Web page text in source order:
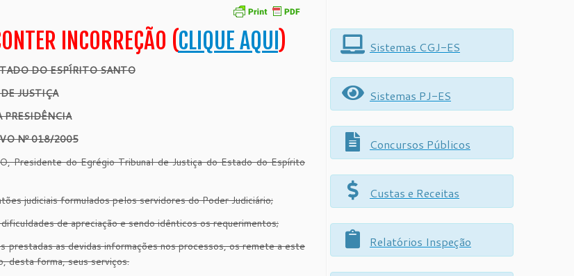
INCORREÇÃO (CLIQUE AQUI )
DO ESPÍRITO SANTO
JUSTIÇA
PRESIDÊNCIA
Nº 018/2005
Presidente do Egrégio Tribunal de Justiça do Estado do Espírito
judiciais formulados pelos servidores do Poder Judiciário;
de apreciação e sendo idênticos os requerimentos;
prestadas as devidas informações nos processos, os remete a este
desta forma, seus serviços.
Sistemas CGJ-ES
Sistemas PJ-ES
Concursos Públicos
Custas e Receitas
Relatórios Inspeção